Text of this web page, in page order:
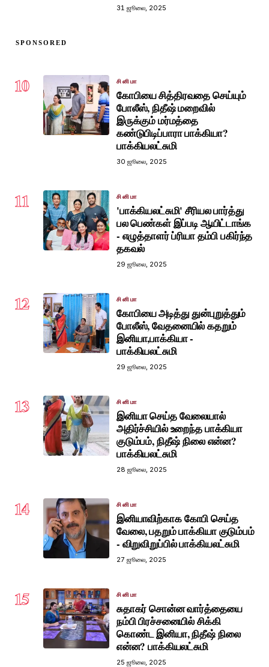
31 ஜூலை, 2025
SPONSORED
10 சினிமா
கோபியை சித்திரவதை செய்யும்
போலீஸ், நிதீஷ் மறைவில்
இருக்கும் மர்மத்தை
கண்டுபிடிப்பாரா பாக்கியா?
பாக்கியலட்சுமி
30 ஜூலை, 2025
11 சினிமா
'பாக்கியலட்சுமி' சீரியல பார்த்து
பல பெண்கள் இப்படி ஆயிட்டாங்க
- எழுத்தாளர் ப்ரியா தம்பி பகிர்ந்த
தகவல்
29 ஜூலை, 2025
12 சினிமா
கோபியை அடித்து துன்புறுத்தும்
போலீஸ், வேதனையில் கதறும்
இனியா,பாக்கியா -
பாக்கியலட்சுமி
29 ஜூலை, 2025
13 சினிமா
இனியா செய்த வேலையால்
அதிர்ச்சியில் உறைந்த பாக்கியா
குடும்பம், நிதீஷ் நிலை என்ன?
பாக்கியலட்சுமி
28 ஜூலை, 2025
14 சினிமா
இனியாவிற்காக கோபி செய்த
வேலை, பதறும் பாக்கியா குடும்பம்
- விறுவிறுப்பில் பாக்கியலட்சுமி
27 ஜூலை, 2025
15 சினிமா
சுதாகர் சொன்ன வார்த்தையை
நம்பி பிரச்சனையில் சிக்கி
கொண்ட இனியா, நிதீஷ் நிலை
என்ன? பாக்கியலட்சுமி
25 ஜூலை, 2025